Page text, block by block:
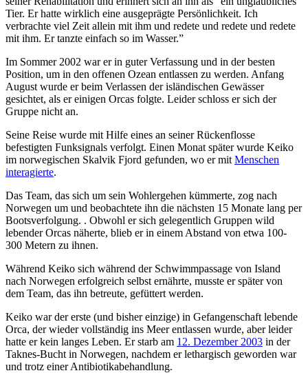
Tier. Er hatte wirklich eine ausgeprägte Persönlichkeit. Ich
verbrachte viel Zeit allein mit ihm und redete und redete und redete
mit ihm. Er tanzte einfach so im Wasser.”
Im Sommer 2002 war er in guter Verfassung und in der besten
Position, um in den offenen Ozean entlassen zu werden. Anfang
August wurde er beim Verlassen der isländischen Gewässer
gesichtet, als er einigen Orcas folgte. Leider schloss er sich der
Gruppe nicht an.
Seine Reise wurde mit Hilfe eines an seiner Rückenflosse
befestigten Funksignals verfolgt. Einen Monat später wurde Keiko
im norwegischen Skalvik Fjord gefunden, wo er mit Menschen
interagierte.
Das Team, das sich um sein Wohlergehen kümmerte, zog nach
Norwegen um und beobachtete ihn die nächsten 15 Monate lang per
Bootsverfolgung. . Obwohl er sich gelegentlich Gruppen wild
lebender Orcas näherte, blieb er in einem Abstand von etwa 100-
300 Metern zu ihnen.
Während Keiko sich während der Schwimmpassage von Island
nach Norwegen erfolgreich selbst ernährte, musste er später von
dem Team, das ihn betreute, gefüttert werden.
Keiko war der erste (und bisher einzige) in Gefangenschaft lebende
Orca, der wieder vollständig ins Meer entlassen wurde, aber leider
hatte er kein langes Leben. Er starb am 12. Dezember 2003 in der
Taknes-Bucht in Norwegen, nachdem er lethargisch geworden war
und trotz einer Antibiotikabehandlung.